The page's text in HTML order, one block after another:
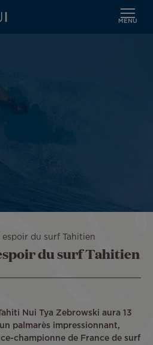
MENU
espoir du surf Tahitien
du surf Tahitien
Nui Tya Zebrowski aura 13
palmarès impressionnant,
championne de France de surf